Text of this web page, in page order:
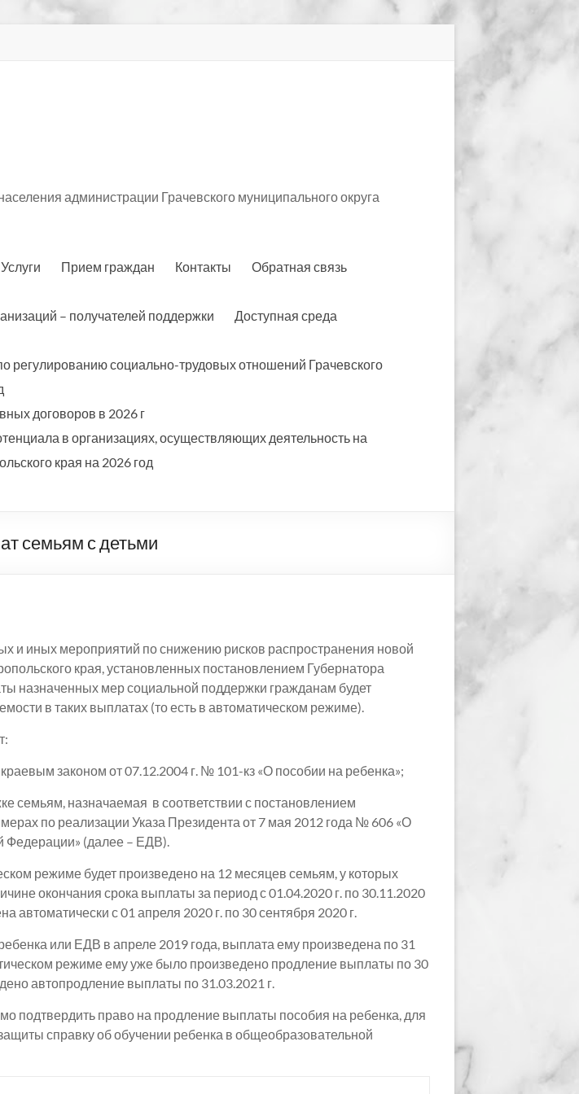
администрации Грачевского муниципального округа
Услуги Прием граждан Контакты
Обратная связь
– получателей поддержки
Доступная среда
регулированию социально-трудовых отношений Грачевского
договоров в 2026 г
в организациях, осуществляющих деятельность на
края на 2026 год
семьям с детьми
и иных мероприятий по снижению рисков распространения новой
края, установленных постановлением Губернатора
назначенных мер социальной поддержки гражданам будет
в таких выплатах (то есть в автоматическом режиме).
законом от 07.12.2004 г. № 101-кз «О пособии на ребенка»;
назначаемая в соответствии с постановлением
по реализации Указа Президента от 7 мая 2012 года № 606 «О
Федерации» (далее – ЕДВ).
режиме будет произведено на 12 месяцев семьям, у которых
окончания срока выплаты за период с 01.04.2020 г. по 30.11.2020
автоматически с 01 апреля 2020 г. по 30 сентября 2020 г.
или ЕДВ в апреле 2019 года, выплата ему произведена по 31
режиме ему уже было произведено продление выплаты по 30
автопродление выплаты по 31.03.2021 г.
подтвердить право на продление выплаты пособия на ребенка, для
справку об обучении ребенка в общеобразовательной